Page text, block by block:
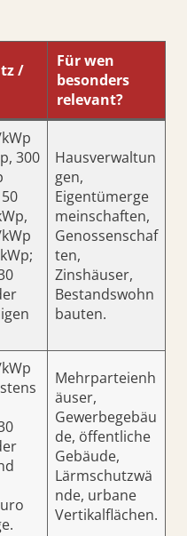
/
Für wen
besonders
relevant?
300
Hausverwaltun
gen,
Eigentümerge
meinschaften,
Genossenschaf
ten,
Zinshäuser,
Bestandswohn
bauten.
Mehrparteienh
äuser,
Gewerbegebäu
de, öffentliche
Gebäude,
Lärmschutzwä
nde, urbane
Vertikalflächen.